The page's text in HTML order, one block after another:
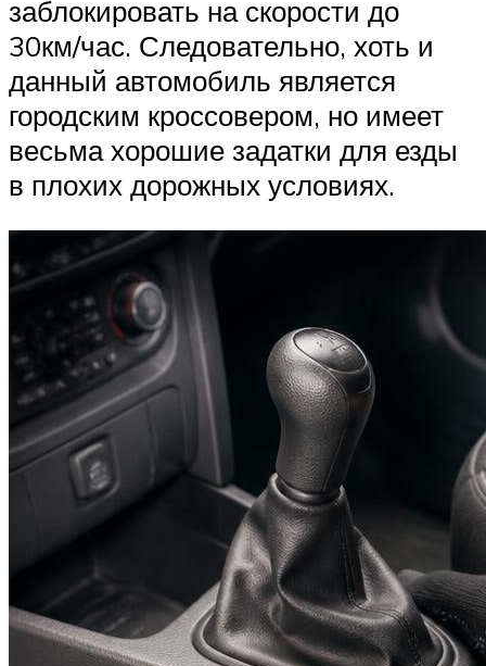
заблокировать на скорости до
30км/час. Следовательно, хоть и
данный автомобиль является
городским кроссовером, но имеет
весьма хорошие задатки для езды
в плохих дорожных условиях.